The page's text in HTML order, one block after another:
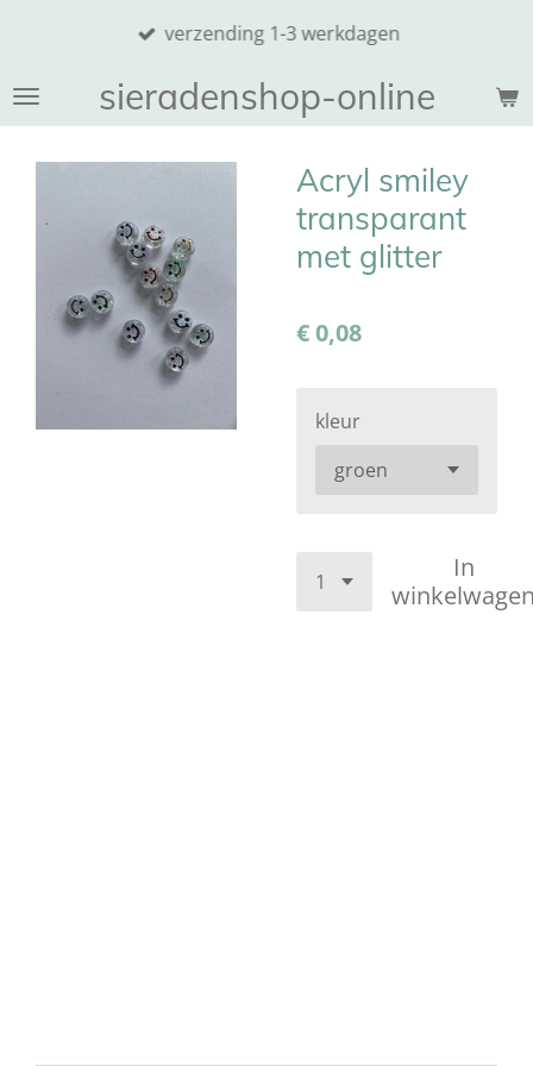
de
sieradenshop-online
verzending 1-3 werkdagen
Acryl smiley
transparant
met glitter
€ 0,08
kleur
In